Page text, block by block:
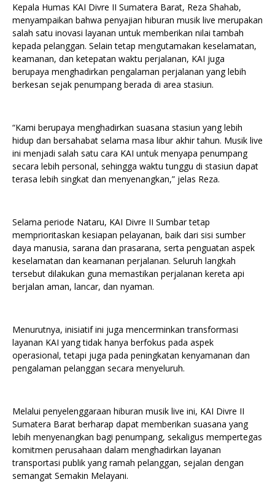
Kepala Humas KAI Divre II Sumatera Barat, Reza Shahab,
menyampaikan bahwa penyajian hiburan musik live merupakan
salah satu inovasi layanan untuk memberikan nilai tambah
kepada pelanggan. Selain tetap mengutamakan keselamatan,
keamanan, dan ketepatan waktu perjalanan, KAI juga
berupaya menghadirkan pengalaman perjalanan yang lebih
berkesan sejak penumpang berada di area stasiun.
“Kami berupaya menghadirkan suasana stasiun yang lebih
hidup dan bersahabat selama masa libur akhir tahun. Musik live
ini menjadi salah satu cara KAI untuk menyapa penumpang
secara lebih personal, sehingga waktu tunggu di stasiun dapat
terasa lebih singkat dan menyenangkan,” jelas Reza.
Selama periode Nataru, KAI Divre II Sumbar tetap
memprioritaskan kesiapan pelayanan, baik dari sisi sumber
daya manusia, sarana dan prasarana, serta penguatan aspek
keselamatan dan keamanan perjalanan. Seluruh langkah
tersebut dilakukan guna memastikan perjalanan kereta api
berjalan aman, lancar, dan nyaman.
Menurutnya, inisiatif ini juga mencerminkan transformasi
layanan KAI yang tidak hanya berfokus pada aspek
operasional, tetapi juga pada peningkatan kenyamanan dan
pengalaman pelanggan secara menyeluruh.
Melalui penyelenggaraan hiburan musik live ini, KAI Divre II
Sumatera Barat berharap dapat memberikan suasana yang
lebih menyenangkan bagi penumpang, sekaligus mempertegas
komitmen perusahaan dalam menghadirkan layanan
transportasi publik yang ramah pelanggan, sejalan dengan
semangat Semakin Melayani.